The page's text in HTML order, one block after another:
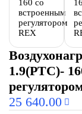
1.9(PTC)-
25 640.00